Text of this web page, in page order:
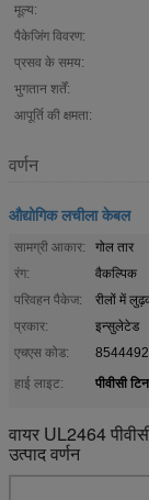
मूल्य:
पैकेजिंग विवरण:
प्रसव के समय:
भुगतान शर्तें:
आपूर्ति की क्षमता:
वर्णन
औद्योगिक लचीला केबल
सामग्री आकार:
गोल तार
रंग:
वैकल्पिक
परिवहन पैकेज:
रीलों में
प्रकार:
इन्सुलेटेड
एचएस कोड:
हाई लाइट:
पीवीसी
वायर UL2464
उत्पाद वर्णन